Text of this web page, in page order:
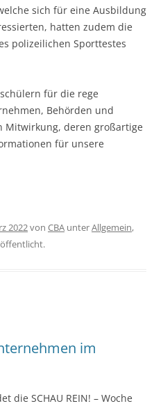
sich für eine Ausbildung
hatten zudem die
polizeilichen Sporttestes
für die rege
Behörden und
Mitwirkung, deren großartige
für unsere
2022von CBA unterAllgemein,
im
die SCHAU REIN! – Woche